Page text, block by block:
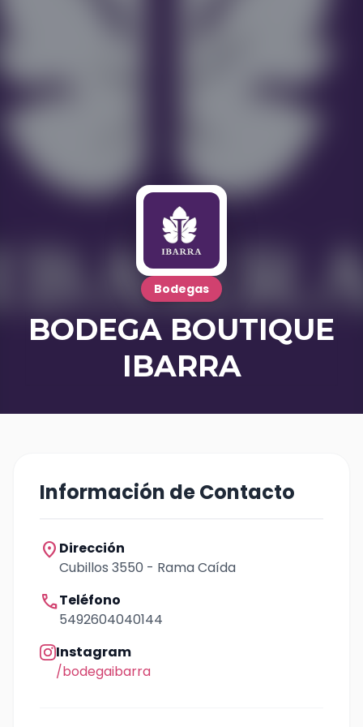
Bodegas
BODEGA BOUTIQUE
IBARRA
Información de Contacto
location_on Dirección
Cubillos 3550 - Rama Caída
callTeléfono
5492604040144
Instagram
/bodegaibarra